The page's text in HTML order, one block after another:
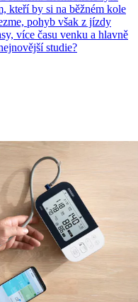
kteří by si na běžném kole
pohyb však z jízdy
více času venku a hlavně
studie?